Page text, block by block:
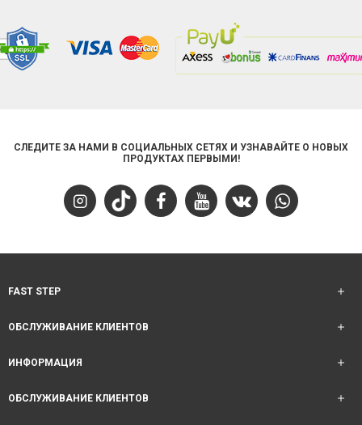
СЛЕДИТЕ ЗА НАМИ В СОЦИАЛЬНЫХ СЕТЯХ И УЗНАВАЙТЕ О НОВЫХ
ПРОДУКТАХ ПЕРВЫМИ!
FAST STEP
ОБСЛУЖИВАНИЕ КЛИЕНТОВ
ИНФОРМАЦИЯ
ОБСЛУЖИВАНИЕ КЛИЕНТОВ